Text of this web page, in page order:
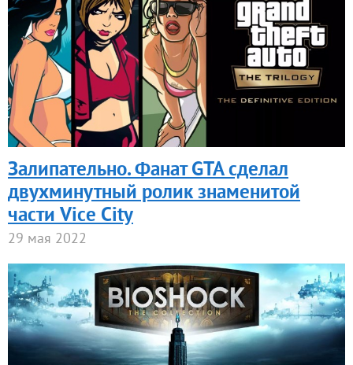
Залипательно. Фанат GTA сделал
двухминутный ролик знаменитой
части Vice City
29 мая 2022